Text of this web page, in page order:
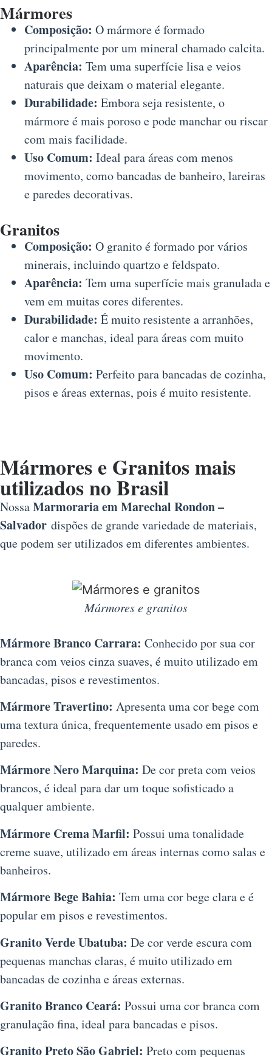
Mármores
Composição: O mármore é formado
principalmente por um mineral chamado calcita.
Aparência: Tem uma superfície lisa e veios
naturais que deixam o material elegante.
Durabilidade: Embora seja resistente, o
mármore é mais poroso e pode manchar ou riscar
com mais facilidade.
Uso Comum: Ideal para áreas com menos
movimento, como bancadas de banheiro, lareiras
e paredes decorativas.
Granitos
Composição: O granito é formado por vários
minerais, incluindo quartzo e feldspato.
Aparência: Tem uma superfície mais granulada e
vem em muitas cores diferentes.
Durabilidade: É muito resistente a arranhões,
calor e manchas, ideal para áreas com muito
movimento.
Uso Comum: Perfeito para bancadas de cozinha,
pisos e áreas externas, pois é muito resistente.
Mármores e Granitos mais
utilizados no Brasil
NossaMarmoraria em Marechal Rondon –
Salvador dispões de grande variedade de materiais,
que podem ser utilizados em diferentes ambientes.
Mármores e granitos
Mármore Branco Carrara: Conhecido por sua cor
branca com veios cinza suaves, é muito utilizado em
bancadas, pisos e revestimentos.
Mármore Travertino: Apresenta uma cor bege com
uma textura única, frequentemente usado em pisos e
paredes.
Mármore Nero Marquina: De cor preta com veios
brancos, é ideal para dar um toque sofisticado a
qualquer ambiente.
Mármore Crema Marfil: Possui uma tonalidade
creme suave, utilizado em áreas internas como salas e
banheiros.
Mármore Bege Bahia: Tem uma cor bege clara e é
popular em pisos e revestimentos.
Granito Verde Ubatuba: De cor verde escura com
pequenas manchas claras, é muito utilizado em
bancadas de cozinha e áreas externas.
Granito Branco Ceará: Possui uma cor branca com
granulação fina, ideal para bancadas e pisos.
Granito Preto São Gabriel: Preto com pequenas